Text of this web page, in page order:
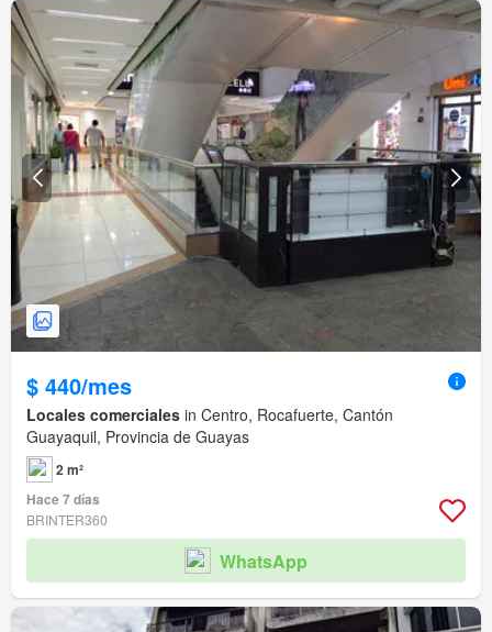
$ 440/mes
Locales comerciales in Centro, Rocafuerte, Cantón
Guayaquil, Provincia de Guayas
2 m²
Hace 7 días
BRINTER360
WhatsApp